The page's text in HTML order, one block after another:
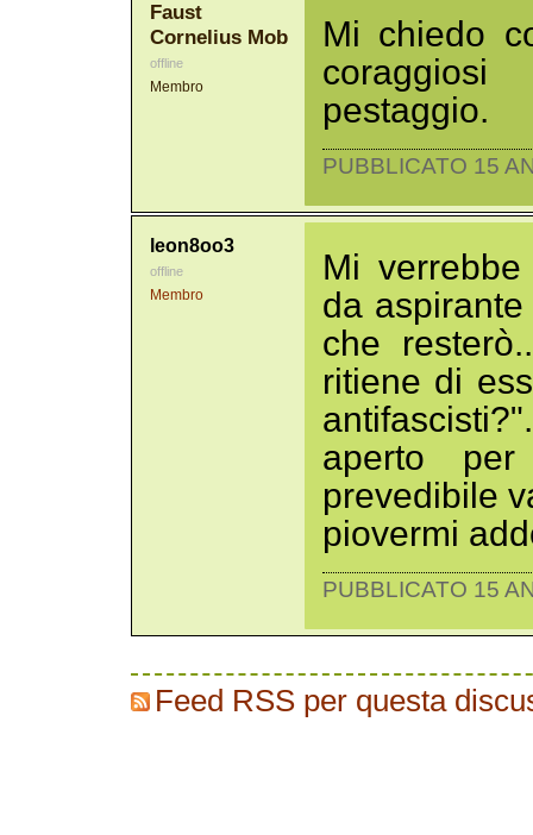
Faust
Cornelius Mob
offline
Membro
Mi chiedo
pestaggio.
PUBBLICATO 15
leon8oo3
offline
Membro
Mi
da
che
ritiene di
aperto
prevedibile
piovermi
PUBBLICATO 15
Feed RSS per questa